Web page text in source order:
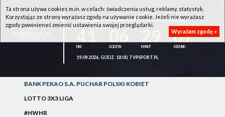
1KS ŚLĘZA WROCŁAW - LOTTO AZS UMCS LUBLIN
07
19.09.2026, GODZ. 18:00, TVPSPORT.PL
BANK PEKAO S.A. PUCHAR POLSKI KOBIET
LOTTO 3X3 LIGA
#HWHR
Ta strona używa cookies m.in. w celach: świadczenia usług, reklamy, statystyk.
Korzystając ze strony wyrażasz zgodę na używanie cookie. Jeżeli nie wyrażasz
zgody powinieneś zmienić ustawienia swojej przeglądarki.
Wyrażam zgodę »